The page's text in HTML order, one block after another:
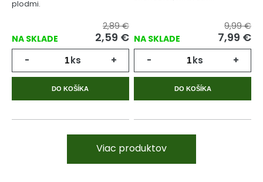
plodmi.
NA SKLADE
2,89 €
2,59 €
- ks +
DO KOŠÍKA
NA SKLADE
9,99 €
7,99 €
- ks +
DO KOŠÍKA
Viac produktov